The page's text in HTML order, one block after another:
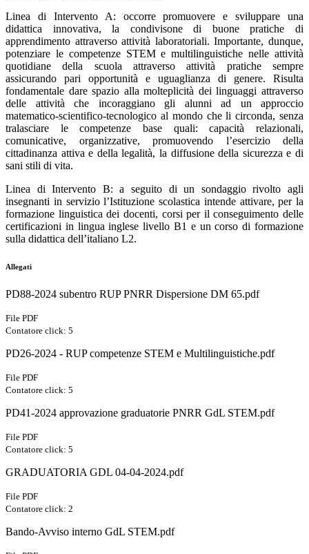
Linea di Intervento A: occorre promuovere e sviluppare una
didattica innovativa, la condivisone di buone pratiche di
apprendimento attraverso attività laboratoriali. Importante, dunque,
potenziare le competenze STEM e multilinguistiche nelle attività
quotidiane della scuola attraverso attività pratiche sempre
assicurando pari opportunità e uguaglianza di genere. Risulta
fondamentale dare spazio alla molteplicità dei linguaggi attraverso
delle attività che incoraggiano gli alunni ad un approccio
matematico-scientifico-tecnologico al mondo che li circonda, senza
tralasciare le competenze base quali: capacità relazionali,
comunicative, organizzative, promuovendo l’esercizio della
cittadinanza attiva e della legalità, la diffusione della sicurezza e di
sani stili di vita.
Linea di Intervento B: a seguito di un sondaggio rivolto agli
insegnanti in servizio l’Istituzione scolastica intende attivare, per la
formazione linguistica dei docenti, corsi per il conseguimento delle
certificazioni in lingua inglese livello B1 e un corso di formazione
sulla didattica dell’italiano L2.
Allegati
PD88-2024 subentro RUP PNRR Dispersione DM 65.pdf
File PDF
Contatore click: 5
PD26-2024 - RUP competenze STEM e Multilinguistiche.pdf
File PDF
Contatore click: 5
PD41-2024 approvazione graduatorie PNRR GdL STEM.pdf
File PDF
Contatore click: 5
GRADUATORIA GDL 04-04-2024.pdf
File PDF
Contatore click: 2
Bando-Avviso interno GdL STEM.pdf